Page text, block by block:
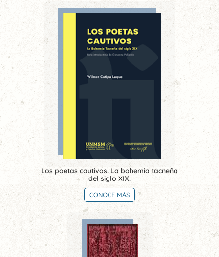
Los poetas cautivos. La bohemia tacneña
del siglo XIX.
CONOCE MÁS